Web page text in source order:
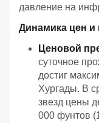
давление на
Динамика цен и
Ценовой
суточное
достиг
Хургады. В
звезд цены
000 фунтов